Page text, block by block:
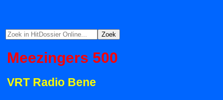
Meezingers 500
VRT Radio Bene